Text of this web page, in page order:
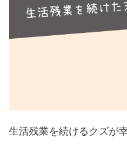
生活残業を続けるクズが